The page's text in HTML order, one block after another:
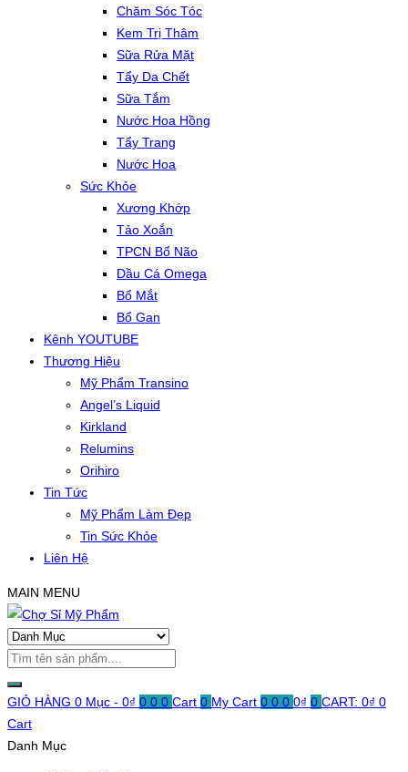
Chăm Sóc Tóc
Kem Trị Thâm
Sữa Rửa Mặt
Tẩy Da Chết
Sữa Tắm
Nước Hoa Hồng
Tẩy Trang
Nước Hoa
Sức Khỏe
Xương Khớp
Tảo Xoắn
TPCN Bổ Não
Dầu Cá Omega
Bổ Mắt
Bổ Gan
Kênh YOUTUBE
Thương Hiệu
Mỹ Phẩm Transino
Angel’s Liquid
Kirkland
Relumins
Orihiro
Tin Tức
Mỹ Phẩm Làm Đẹp
Tin Sức Khỏe
Liên Hệ
MAIN MENU
GIỎ HÀNG 0 Mục - 0₫ 0 0 0 Cart 0 My Cart 0 0 0 0₫ 0 CART: 0₫ 0
Cart
Danh Mục